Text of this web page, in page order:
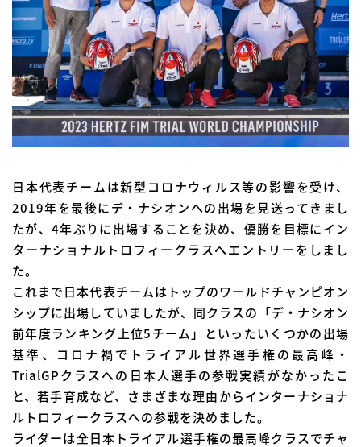
日本代表チームは新型コロナウィルス等の影響を受け、
2019年を最後にデ・ナシオンへの出場を見送ってきまし
たが、4年ぶりに出場することを決め、優勝を目標にイン
ターナショナルトロフィークラスへエントリーをしまし
た。
これまで日本代表チームはトップのワールドチャンピオン
シップに出場していましたが、同クラスの「デ・ナシオン
前年度ランキング上位5チーム」といったいくつかの出場
基準、コロナ禍でトライアル世界選手権の最高峰・
TrialGPクラスへの日本人選手の参戦実績がなかったこ
と、若手育成など、さまざまな理由からインターナショナ
ルトロフィークラスへの参戦を決めました。
ライダーは全日本トライアル選手権の最高峰クラスでチャ